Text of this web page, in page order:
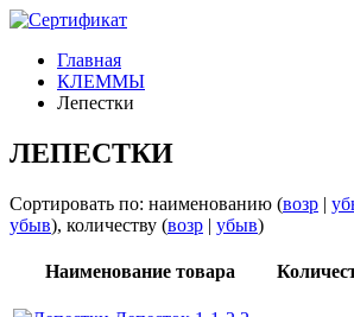
Главная
КЛЕММЫ
Лепестки
ЛЕПЕСТКИ
Сортировать по: наименованию (возр |
убыв), количеству (возр | убыв)
Наименование товара